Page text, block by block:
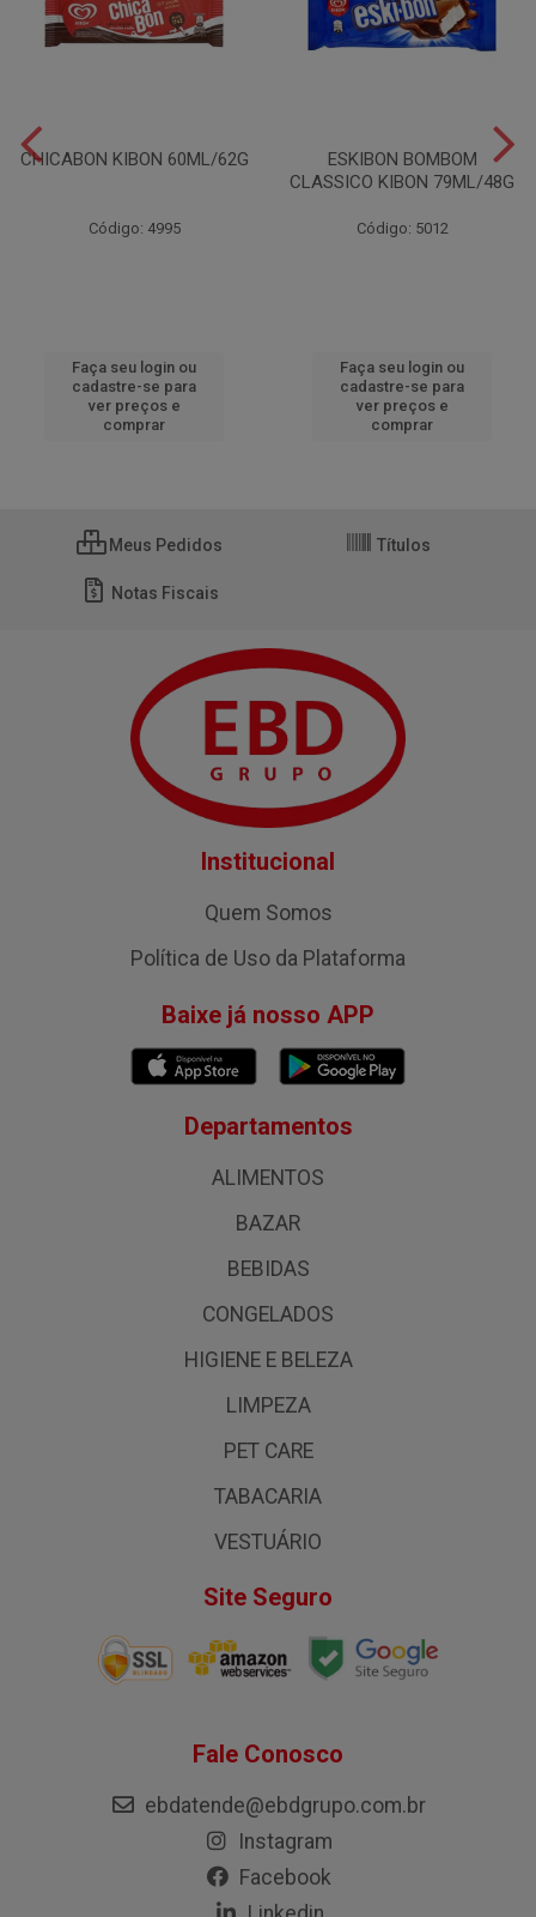
CHICABON KIBON 60ML/62G
Código: 4995
Faça seu login ou
cadastre-se para
ver preços e
comprar
ESKIBON BOMBOM
CLASSICO KIBON 79ML/48G
Código: 5012
Faça seu login ou
cadastre-se para
ver preços e
comprar
Meus Pedidos Títulos
Notas Fiscais
Institucional
Quem Somos
Política de Uso da Plataforma
Baixe já nosso APP
Departamentos
ALIMENTOS
BAZAR
BEBIDAS
CONGELADOS
HIGIENE E BELEZA
LIMPEZA
PET CARE
TABACARIA
VESTUÁRIO
Site Seguro
Fale Conosco
ebdatende@ebdgrupo.com.br
Instagram
Facebook